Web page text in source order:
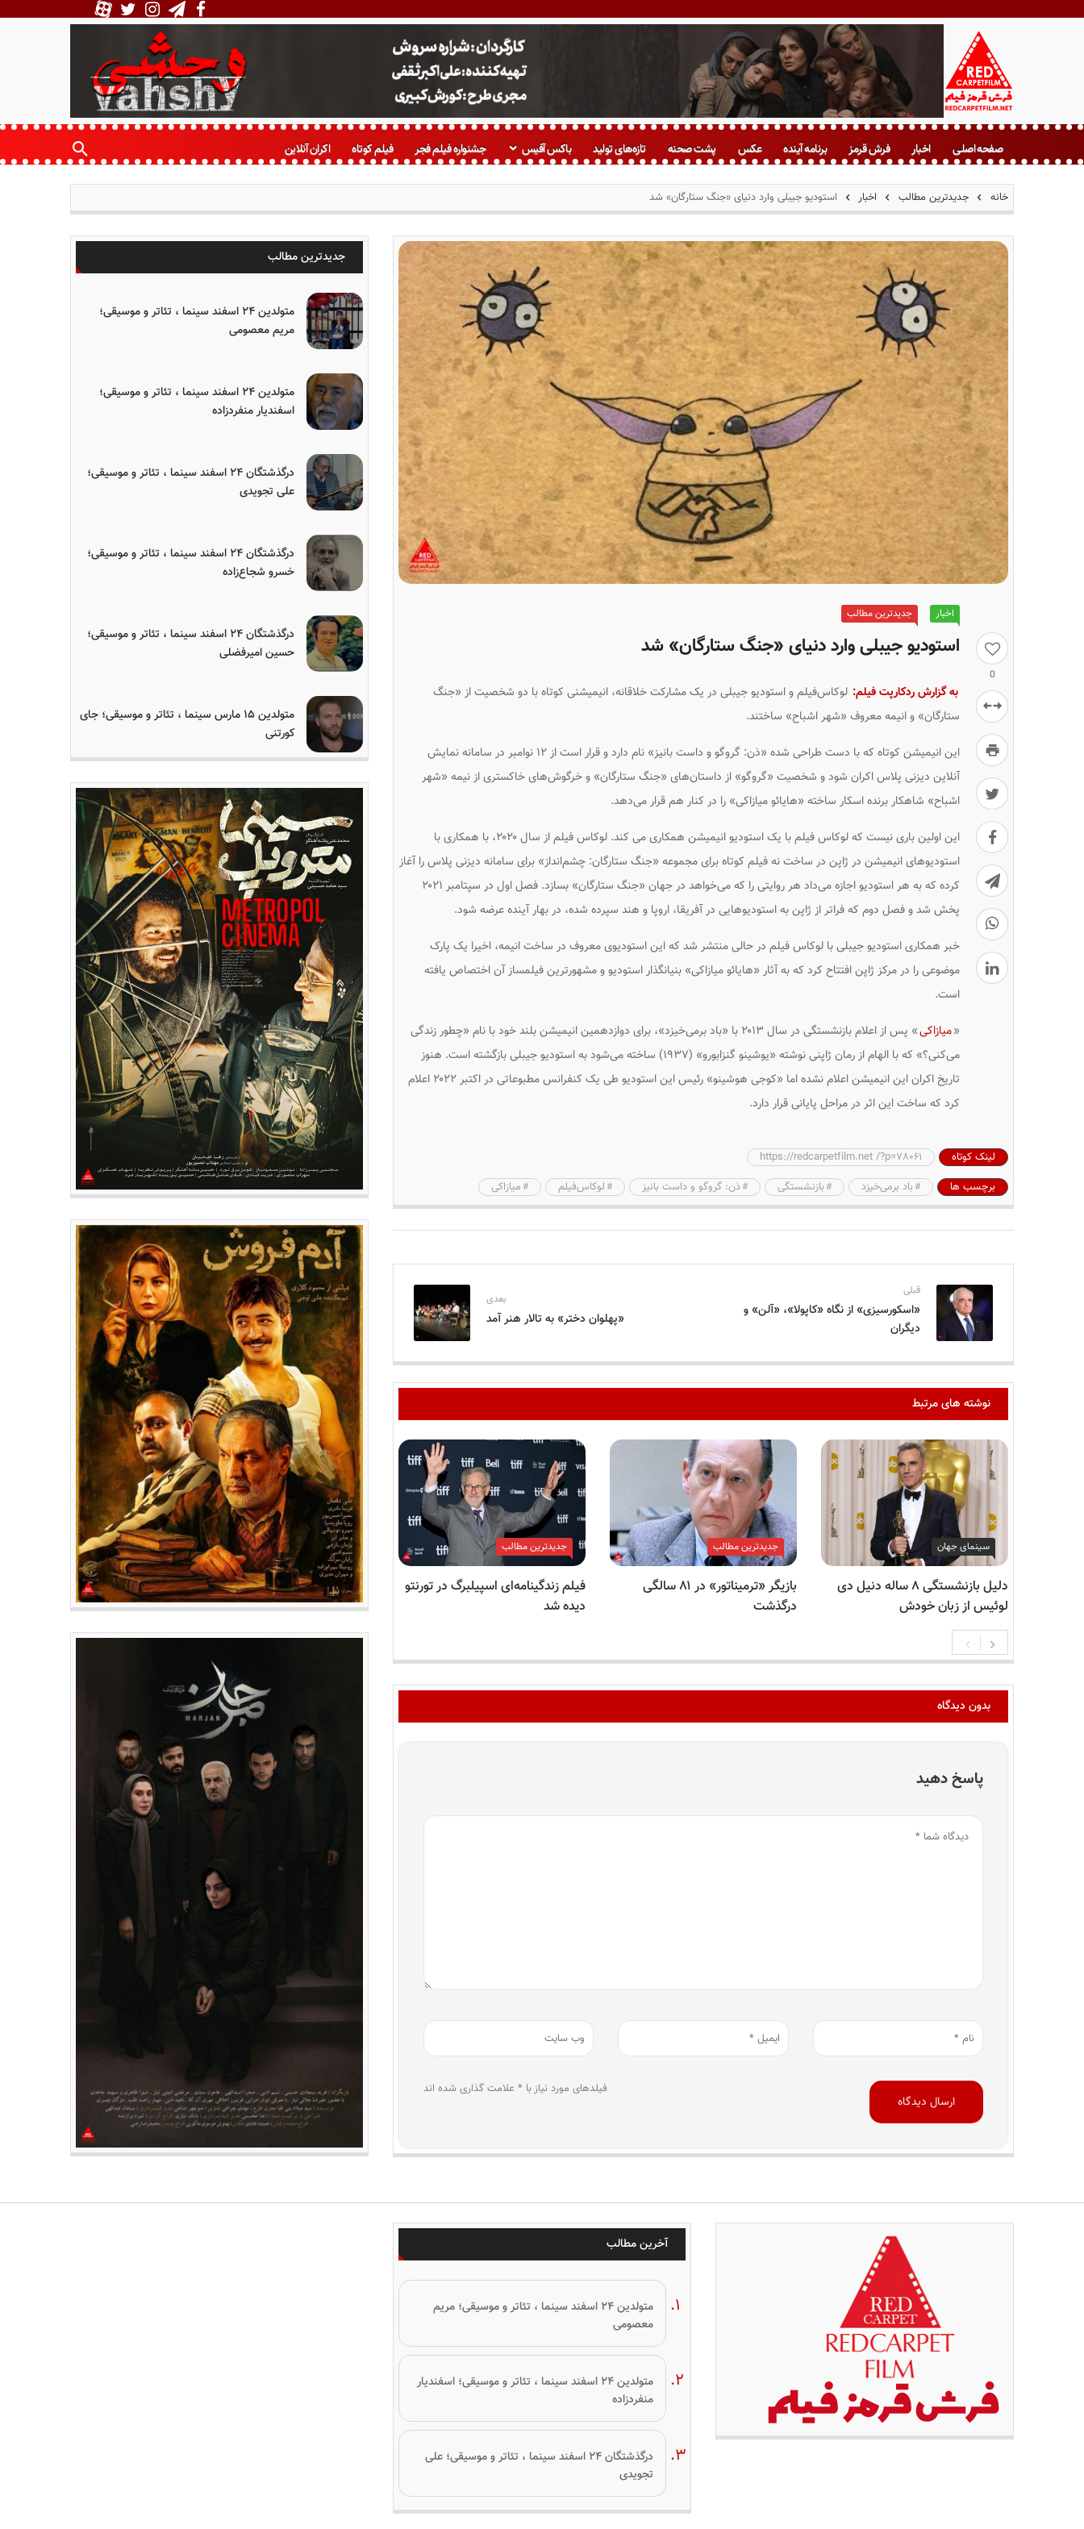
ف
ش
م
ز
صفحه اصلی اخبار فرش قرمز برنامه آینده عکس پشت صحنه تازه‌های تولید باکس آفیس جشنواره فیلم فجر فیلم کوتاه اکران آنلاین
خانه جدیدترین مطالب اخبار استودیو جیبلی وارد دنیای «جنگ ستارگان» شد
0
اخبار جدیدترین مطالب
استودیو جیبلی وارد دنیای «جنگ ستارگان» شد
به گزارش ردکارپت فیلم: لوکاس‌فیلم و استودیو جیبلی در یک مشارکت خلاقانه، انیمیشنی کوتاه با دو شخصیت از «جنگ
ستارگان» و انیمه معروف «شهر اشباح» ساختند.
این انیمیشن کوتاه که با دست طراحی شده «ذن: گروگو و داست بانیز» نام دارد و قرار است از ۱۲ نوامبر در سامانه نمایش
آنلاین دیزنی پلاس اکران شود و شخصیت «گروگو» از داستان‌های «جنگ ستارگان» و خرگوش‌های خاکستری از نیمه «شهر
اشباح» شاهکار برنده اسکار ساخته «هایائو میازاکی» را در کنار هم قرار می‌دهد.
این اولین باری نیست که لوکاس فیلم با یک استودیو انیمیشن همکاری می کند. لوکاس فیلم از سال ۲۰۲۰، با همکاری با
استودیوهای انیمیشن در ژاپن در ساخت نه فیلم کوتاه برای مجموعه «جنگ ستارگان: چشم‌انداز» برای سامانه دیزنی پلاس را آغاز
کرده که به هر استودیو اجازه می‌داد هر روایتی را که می‌خواهد در جهان «جنگ ستارگان» بسازد. فصل اول در سپتامبر ۲۰۲۱
پخش شد و فصل دوم که فراتر از ژاپن به استودیوهایی در آفریقا، اروپا و هند سپرده شده، در بهار آینده عرضه شود.
خبر همکاری استودیو جیبلی با لوکاس فیلم در حالی منتشر شد که این استودیوی معروف در ساخت انیمه، اخیرا یک پارک
موضوعی را در مرکز ژاپن افتتاح کرد که به آثار «هایائو میازاکی» بنیانگذار استودیو و مشهورترین فیلمساز آن اختصاص یافته
است.
«میازاکی
» پس از اعلام بازنشستگی در سال ۲۰۱۳ با «باد برمی‌خیزد»، برای دوازدهمین انیمیشن بلند خود با نام «چطور زندگی
می‌کنی؟» که با الهام از رمان ژاپنی نوشته «یوشینو گنزابورو» (۱۹۳۷) ساخته می‌شود به استودیو جیبلی بازگشته است. هنوز
تاریخ اکران این انیمیشن اعلام نشده اما «کوجی هوشینو» رئیس این استودیو طی یک کنفرانس مطبوعاتی در اکتبر ۲۰۲۲ اعلام
کرد که ساخت این اثر در مراحل پایانی قرار دارد.
لینک کوتاه
https://redcarpetfilm.net /?p=78061
برچسب ها
باد برمی‌خیزد بازنشستگی ذن: گروگو و داست بانیز لوکاس‌فیلم میازاکی
قبلی
«اسکورسیزی» از نگاه «کاپولا»، «آلن» و
دیگران
بعدی
«پهلوان دختر» به تالار هنر آمد
نوشته های مرتبط
سینمای جهان
دلیل بازنشستگی‌ ۸ ساله دنیل دی
لوئیس از زبان خودش
جدیدترین مطالب
بازیگر «ترمیناتور» در ۸۱ سالگی
درگذشت
جدیدترین مطالب
فیلم زندگینامه‌ای اسپیلبرگ در تورنتو
دیده شد
جدیدترین مطالب
برد پیت بازنشسته نمی‌شود
جدیدترین مطالب
شرط «جیم کری» برای بازی در
«ماسک»
بدون دیدگاه
پاسخ دهید
فیلدهای مورد نیاز با * علامت گذاری شده اند
جدیدترین مطالب
متولدین ۲۴ اسفند سینما ، تئاتر و موسیقی؛
مریم معصومی
متولدین ۲۴ اسفند سینما ، تئاتر و موسیقی؛
اسفندیار منفردزاده
درگذشتگان ۲۴ اسفند سینما ، تئاتر و موسیقی؛
علی تجویدی
درگذشتگان ۲۴ اسفند سینما ، تئاتر و موسیقی؛
خسرو شجاع‌زاده
درگذشتگان ۲۴ اسفند سینما ، تئاتر و موسیقی؛
حسین امیرفضلی
متولدین ۱۵ مارس سینما ، تئاتر و موسیقی؛ جای
کورتنی
آخرین مطالب
متولدین ۲۴ اسفند سینما ، تئاتر و موسیقی؛ مریم
معصومی
متولدین ۲۴ اسفند سینما ، تئاتر و موسیقی؛ اسفندیار
منفردزاده
درگذشتگان ۲۴ اسفند سینما ، تئاتر و موسیقی؛ علی
تجویدی